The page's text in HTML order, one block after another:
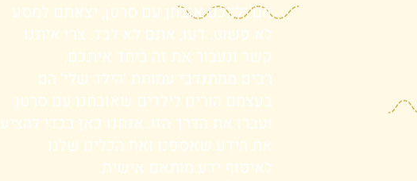
אם ילדכם אובחן עם סרטן, יצאתם למסע
לא פשוט. דעו, אתם לא לבד. צרו איתנו
קשר ונעבור את זה ביחד איתכם.
רבים ממתנדבי עמותת 'הילד שלי' הם
בעצמם הורים לילדים שאובחנו עם סרטן
ועברו את הדרך הזו. אנחנו כאן בכדי להציע
את הידע שאספנו ואת הכלים שלנו
לאיסוף ידע מותאם אישית.